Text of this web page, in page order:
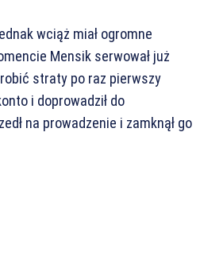
wciąż miał ogromne
Mensik serwował już
straty po raz pierwszy
i doprowadził do
na prowadzenie i zamknął go